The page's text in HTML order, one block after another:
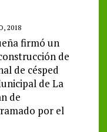
2018
firmó un
de
de césped
de La
de
por el